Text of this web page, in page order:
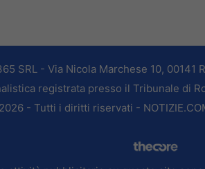
SRL - Via Nicola Marchese 10, 00141
registrata presso il Tribunale di
- Tutti i diritti riservati -